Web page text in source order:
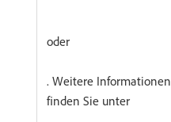
oder
. Weitere Informationen
finden Sie unter